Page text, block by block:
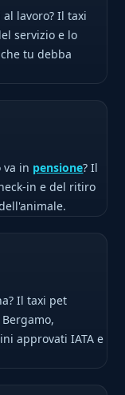
al lavoro? Il taxi
servizio e lo
tu debba
va in pensione? Il
in e del ritiro
Il taxi pet
approvati IATA e